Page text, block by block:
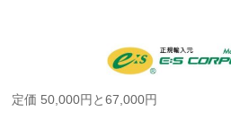
定価 50,000円と67,000円